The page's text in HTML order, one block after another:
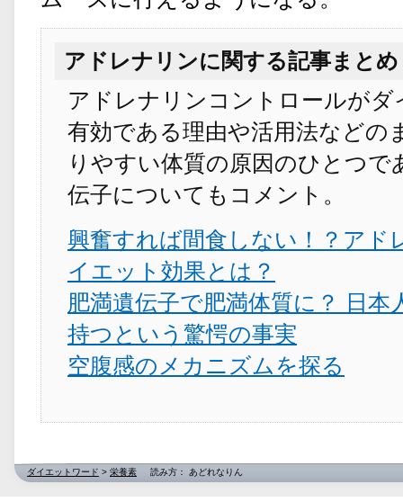
アドレナリンに関する記事まとめ
アドレナリンコントロールがダ
有効である理由や活用法などの
りやすい体質の原因のひとつで
伝子についてもコメント。
興奮すれば間食しない！？アド
イエット効果とは？
肥満遺伝子で肥満体質に？ 日本
持つという驚愕の事実
空腹感のメカニズムを探る
ダイエットワード > 栄養素 読み方： あどれなりん